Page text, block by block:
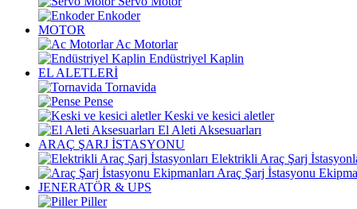
Enkoder
MOTOR
Ac Motorlar
Endüstriyel Kaplin
EL ALETLERİ
Tornavida
Pense
Keski ve kesici aletler
El Aleti Aksesuarları
ARAÇ ŞARJ İSTASYONU
Elektrikli Araç Şarj
Araç Şarj İstasyonu
JENERATÖR & UPS
Piller